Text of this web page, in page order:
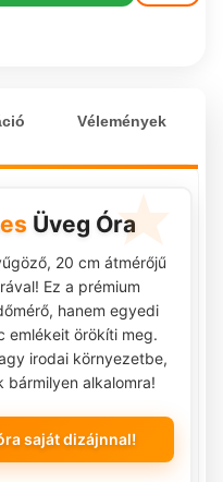
Vélemények
Üveg Óra
20 cm átmérőjű
Ez a prémium
hanem egyedi
emlékeit örökíti meg.
irodai környezetbe,
bármilyen alkalomra!
saját dizájnnal!